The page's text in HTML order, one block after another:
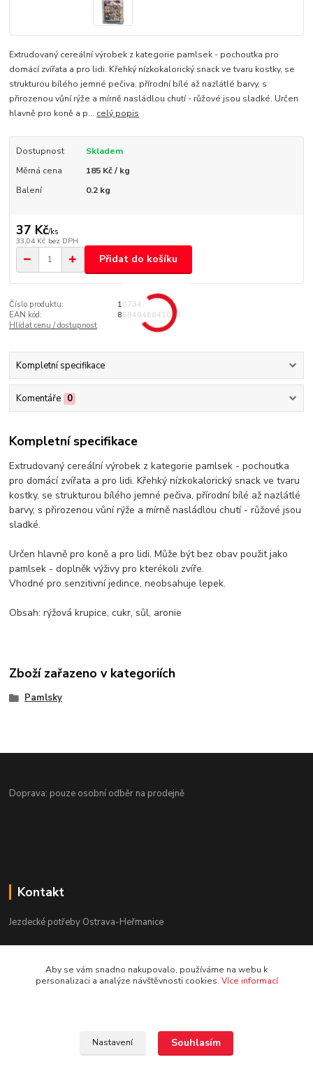
Extrudovaný cereální výrobek z kategorie pamlsek - pochoutka pro
domácí zvířata a pro lidi. Křehký nízkokalorický snack ve tvaru kostky, se
strukturou bílého jemné pečiva, přírodní bílé až nazlátlé barvy, s
přirozenou vůní rýže a mírně nasládlou chutí - růžové jsou sladké. Určen
hlavně pro koně a p... celý popis
Dostupnost
Skladem
Měrná cena
185 Kč / kg
Balení
0.2 kg
37 Kč/ks
33,04 Kč bez DPH
Přidat do košíku
Číslo produktu:
10734
EAN kód:
8594046841090
Hlídat cenu / dostupnost
Kompletní specifikace
Komentáře 0
Kompletní specifikace
Extrudovaný cereální výrobek z kategorie pamlsek - pochoutka
pro domácí zvířata a pro lidi. Křehký nízkokalorický snack ve tvaru
kostky, se strukturou bílého jemné pečiva, přírodní bílé až nazlátlé
barvy, s přirozenou vůní rýže a mírně nasládlou chutí - růžové jsou
sladké.
Určen hlavně pro koně a pro lidi. Může být bez obav použit jako
pamlsek - doplněk výživy pro kterékoli zvíře.
Vhodné pro senzitivní jedince, neobsahuje lepek.
Obsah: rýžová krupice, cukr, sůl, aronie
Zboží zařazeno v kategoriích
Pamlsky
Doprava: pouze osobní odběr na prodejně
Kontakt
Jezdecké potřeby Ostrava-Heřmanice
Po-Pá 9:30 - 17:30
Aby se vám snadno nakupovalo, používáme na webu k
personalizaci a analýze návštěvnosti cookies. Více informací
Nastavení Souhlasím